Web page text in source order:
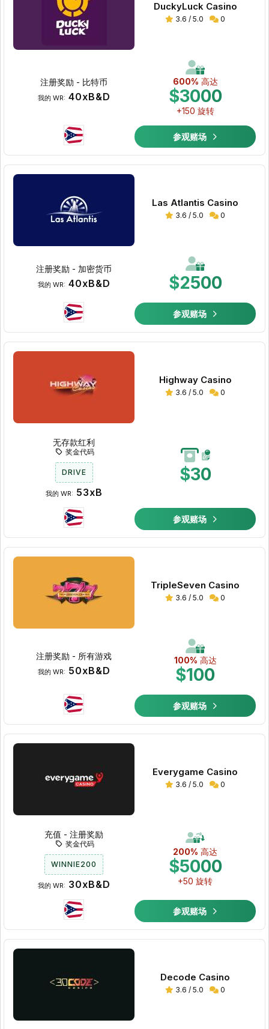
DuckyLuck Casino
3.6 / 5.0 0
600% 高达
$3000
+150 旋转
注册奖励 - 比特币
我的 WR: 40xB&D
参观赌场
Las Atlantis Casino
3.6 / 5.0 0
$2500
注册奖励 - 加密货币
我的 WR: 40xB&D
参观赌场
Highway Casino
3.6 / 5.0 0
$30
无存款红利
奖金代码
DRIVE
我的 WR: 53xB
参观赌场
TripleSeven Casino
3.6 / 5.0 0
100% 高达
$100
注册奖励 - 所有游戏
我的 WR: 50xB&D
参观赌场
Everygame Casino
3.6 / 5.0 0
200% 高达
$5000
+50 旋转
充值 - 注册奖励
奖金代码
WINNIE200
我的 WR: 30xB&D
参观赌场
Decode Casino
3.6 / 5.0 0